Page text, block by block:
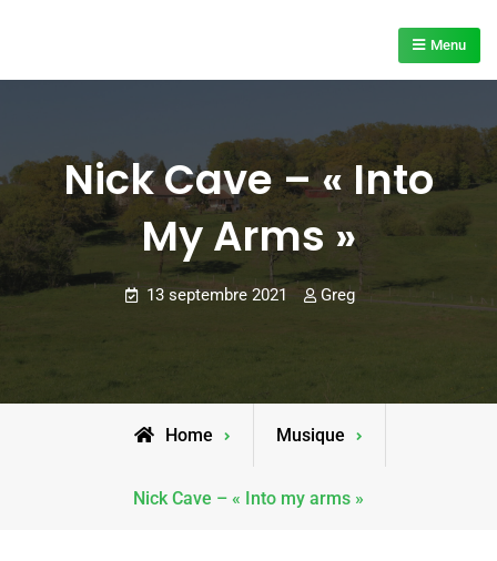
Menu
Nick Cave – « Into
My Arms »
13 septembre 2021 Greg
Home Musique
Nick Cave – « Into my arms »